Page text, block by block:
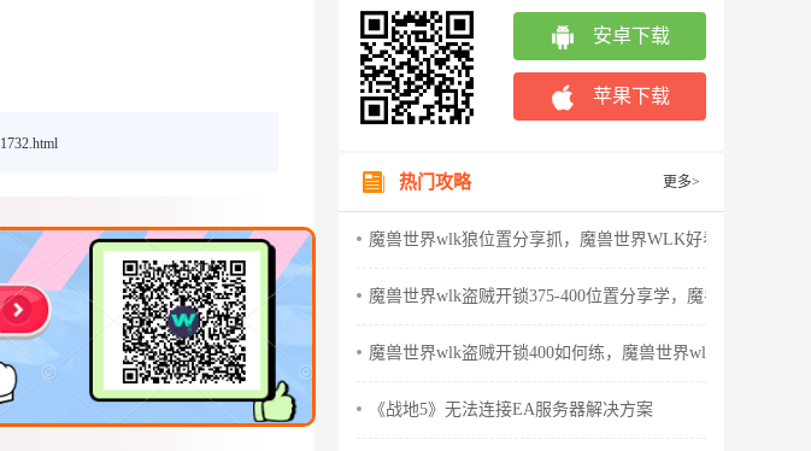
安卓下载
苹果下载
热门攻略 更多>
魔兽世界wlk狼位置分享抓，魔兽世界WLK好看的狼
魔兽世界wlk盗贼开锁375-400位置分享学，魔兽世界wlk怀
魔兽世界wlk盗贼开锁400如何练，魔兽世界wlk盗贼天赋
《战地5》无法连接EA服务器解决方案